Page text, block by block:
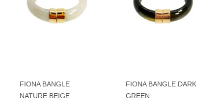
FIONA BANGLE
NATURE BEIGE
FIONA BANGLE DARK
GREEN